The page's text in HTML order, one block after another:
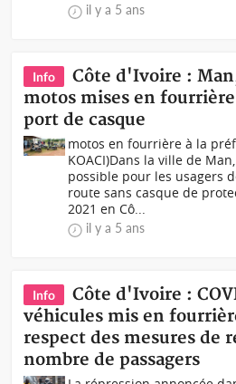
il y a 5 ans
Info
Côte d'Ivoire :
motos mises en
port de casque
motos en fourrière à la
KOACI)Dans la ville de
possible pour les usagers
route sans casque de
2021 en Cô...
il y a 5 ans
Info
Côte d'Ivoire :
véhicules mis en
respect des mesures de
nombre de passagers